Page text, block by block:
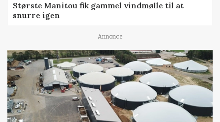
Største Manitou fik gammel vindmølle til at
snurre igen
Annonce